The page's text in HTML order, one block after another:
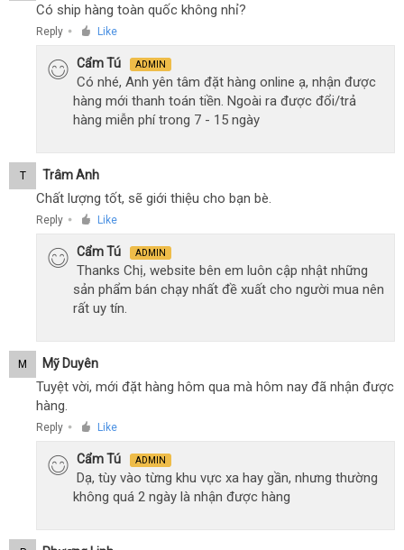
Có ship hàng toàn quốc không nhỉ?
Reply ● Like
Cẩm Tú ADMIN
Có nhé, Anh yên tâm đặt hàng online ạ, nhận được
hàng mới thanh toán tiền. Ngoài ra được đổi/trả
hàng miễn phí trong 7 - 15 ngày
T Trâm Anh
Chất lượng tốt, sẽ giới thiệu cho bạn bè.
Reply ● Like
Cẩm Tú ADMIN
Thanks Chị, website bên em luôn cập nhật những
sản phẩm bán chạy nhất đề xuất cho người mua nên
rất uy tín.
M Mỹ Duyên
Tuyệt vời, mới đặt hàng hôm qua mà hôm nay đã nhận được
hàng.
Reply ● Like
Cẩm Tú ADMIN
Dạ, tùy vào từng khu vực xa hay gần, nhưng thường
không quá 2 ngày là nhận được hàng